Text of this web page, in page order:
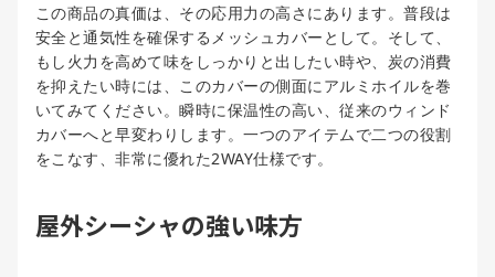
この商品の真価は、その応用力の高さにあります。普段は
安全と通気性を確保するメッシュカバーとして。そして、
もし火力を高めて味をしっかりと出したい時や、炭の消費
を抑えたい時には、このカバーの側面にアルミホイルを巻
いてみてください。瞬時に保温性の高い、従来のウィンド
カバーへと早変わりします。一つのアイテムで二つの役割
をこなす、非常に優れた2WAY仕様です。
屋外シーシャの強い味方